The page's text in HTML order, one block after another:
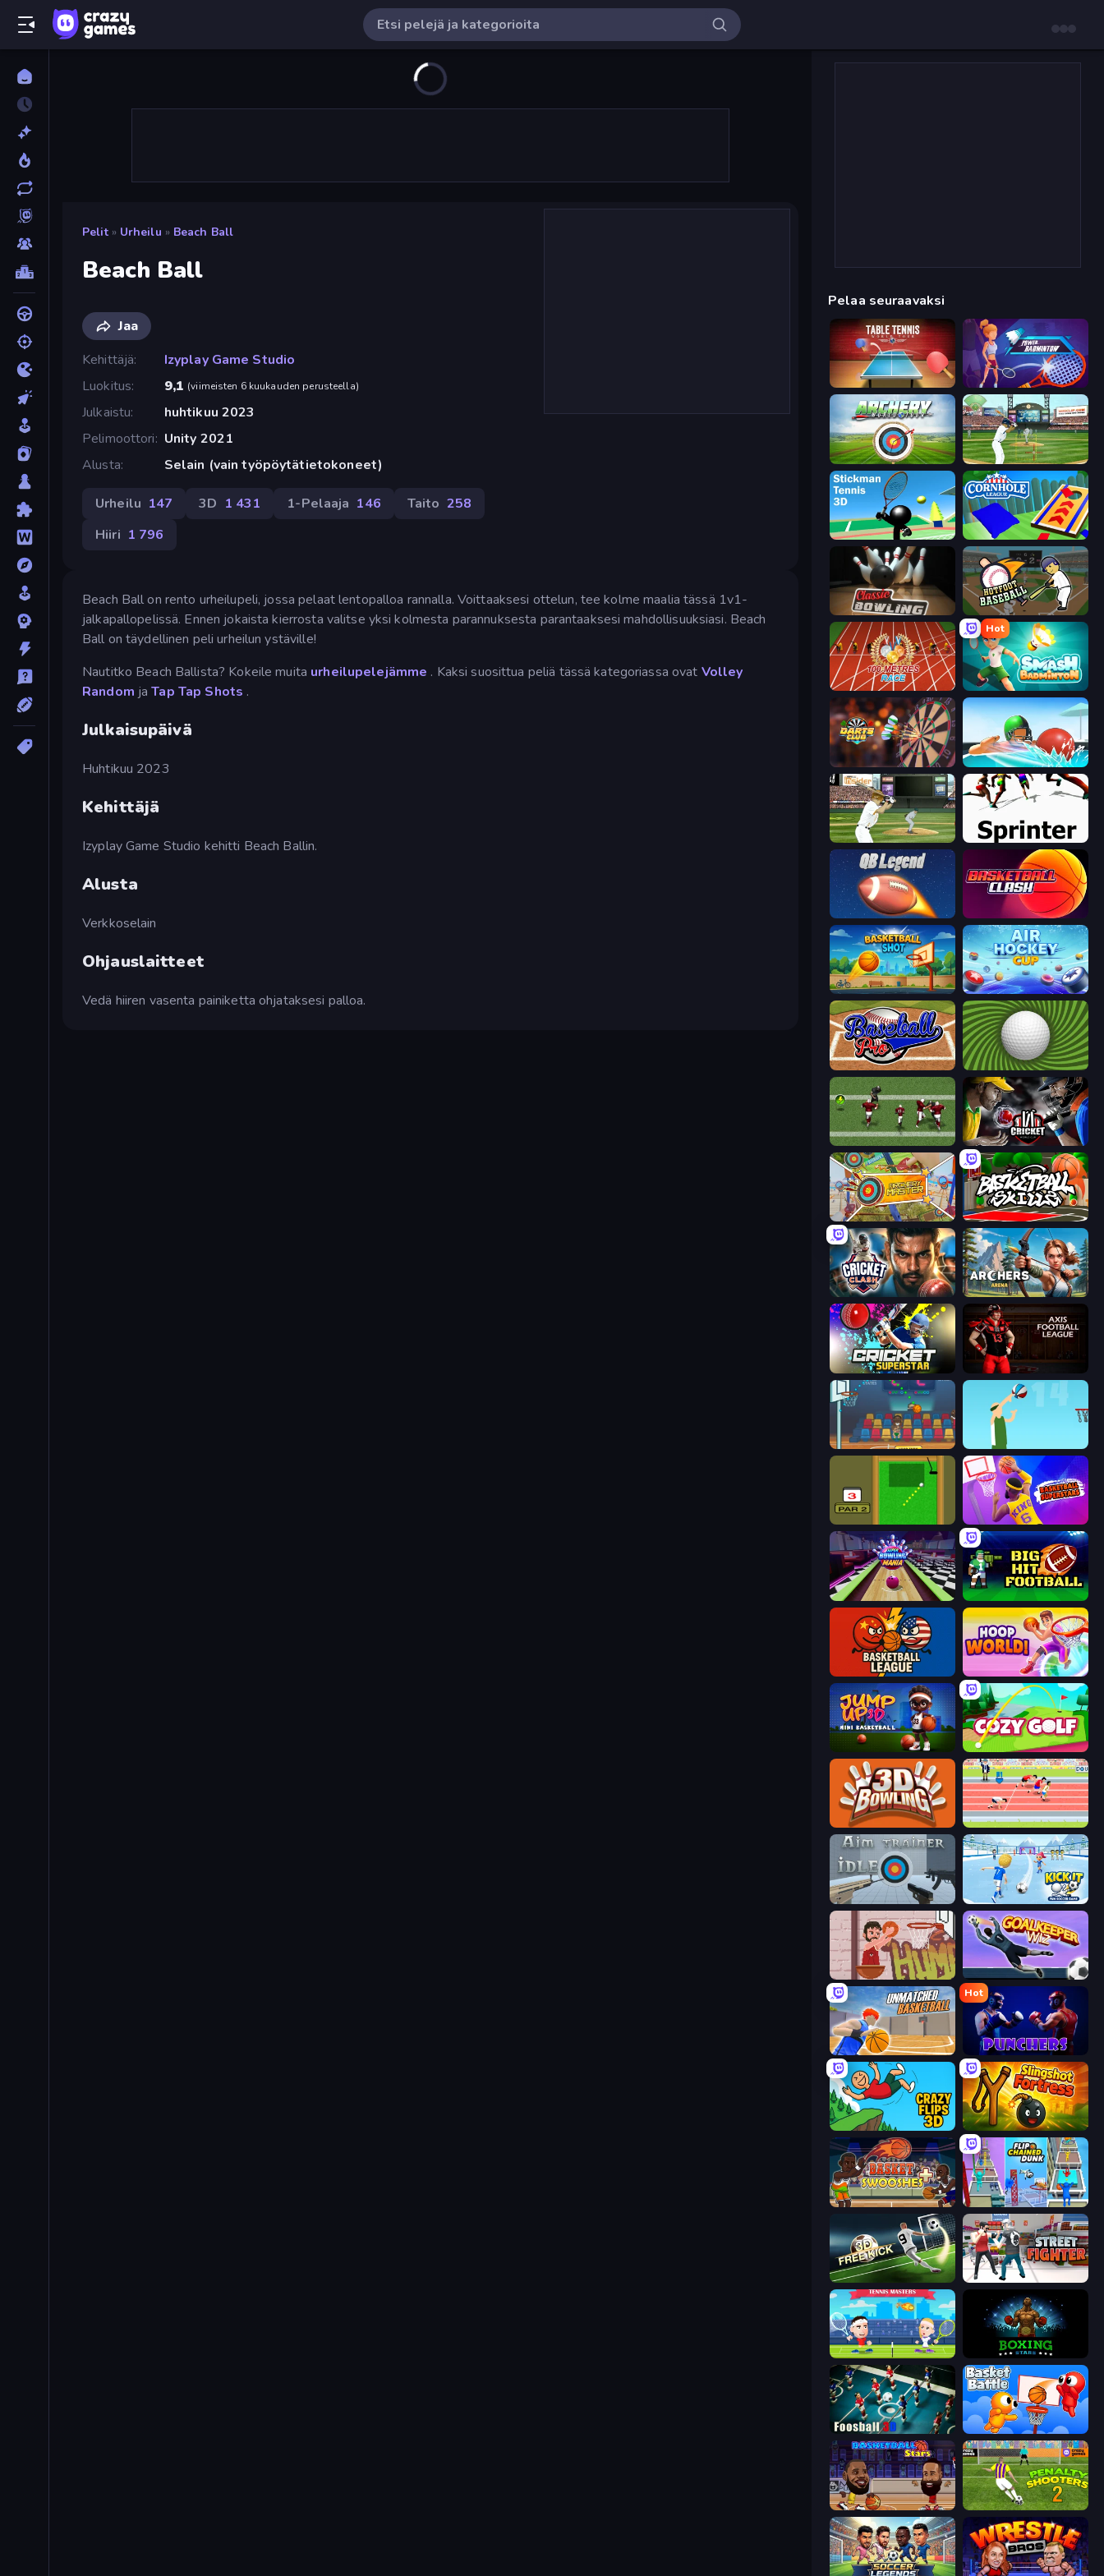
Pelit » Urheilu » Beach Ball
Beach Ball
Jaa
Kehittäjä
Izyplay Game Studio
Luokitus
9,1 (viimeisten 6 kuukauden perusteella)
Julkaistu
huhtikuu 2023
Pelimoottori
Unity 2021
Alusta
Selain (vain työpöytätietokoneet)
Urheilu 147 3D 1 431 1-Pelaaja 146 Taito 258
Hiiri 1 796
Beach Ball on rento urheilupeli, jossa pelaat lentopalloa rannalla. Voittaaksesi ottelun, tee kolme maalia tässä 1v1-
jalkapallopelissä. Ennen jokaista kierrosta valitse yksi kolmesta parannuksesta parantaaksesi mahdollisuuksiasi. Beach
Ball on täydellinen peli urheilun ystäville!
Nautitko Beach Ballista? Kokeile muita urheilupelejämme . Kaksi suosittua peliä tässä kategoriassa ovat Volley
Random jaTap Tap Shots .
Julkaisupäivä
Huhtikuu 2023
Kehittäjä
Izyplay Game Studio kehitti Beach Ballin.
Alusta
Verkkoselain
Ohjauslaitteet
Vedä hiiren vasenta painiketta ohjataksesi palloa.
Pelaa seuraavaksi
Table Tennis World Tour Power Badminton
Archery World Tour Baseball
Stickman Tennis 3D Cornhole League
Classic Bowling Hotfoot Baseball
100 Meters Race
Hot
Smash Badminton
Darts Club Dodgeball
ESPN Arcade Baseball Sprinter
2 Minute Football QB Legend Basketball Clash
Basketball Shot Air Hockey Cup
Baseball Pro The Speedy Golf
Return Man 2 Cricket World Cup
Archery Master Basketball Skills
Cricket Clash Archers Arena
Axis Football League
Basket Champs Street Ball Jam
Basketball Superstars
Super Bowling Mania Big Hit Football
Basketball League Hoop World 3D
Jump Up 3D: Mini Basketball Cozy Golf
3D Bowling Sports Hero
Aim Trainer Idle Kick It – Fun Soccer Game
Basket Slam Dunk 2 Goalkeeper Wiz
Unmatched Basketball
Hot
Punchers
Crazy Flips 3D Slingshot Fortress
Basket Swooshes Plus Flipped Chain Dunk
Free Kick Classic (3D Free Kick) Street Fighter Simulator
Tennis Masters Boxing Stars
Foosball 3D Basket Battle
Basketball Stars Penalty Shooters 2